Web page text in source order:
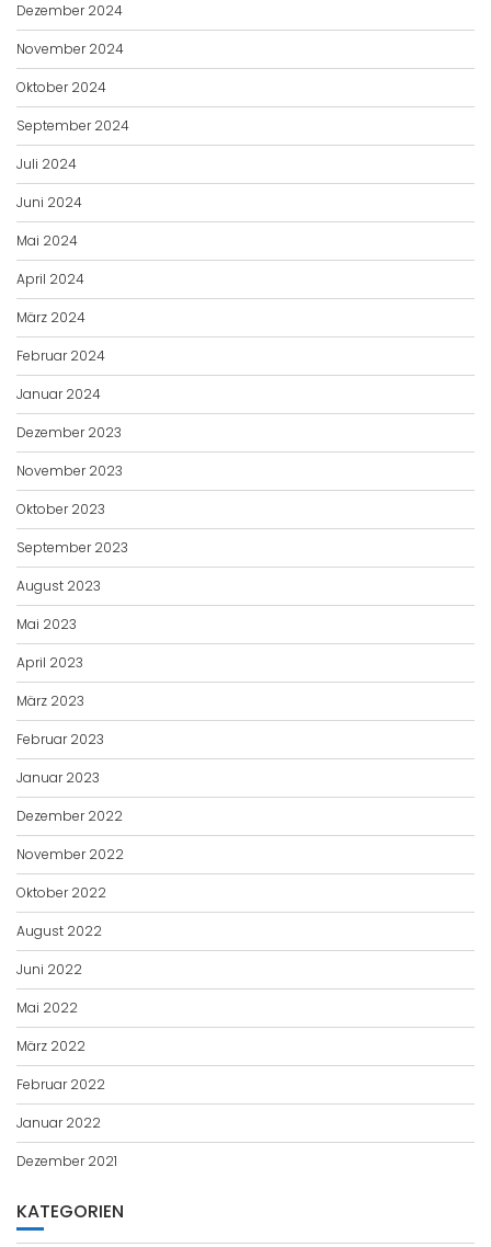
Dezember 2024
November 2024
Oktober 2024
September 2024
Juli 2024
Juni 2024
Mai 2024
April 2024
März 2024
Februar 2024
Januar 2024
Dezember 2023
November 2023
Oktober 2023
September 2023
August 2023
Mai 2023
April 2023
März 2023
Februar 2023
Januar 2023
Dezember 2022
November 2022
Oktober 2022
August 2022
Juni 2022
Mai 2022
März 2022
Februar 2022
Januar 2022
Dezember 2021
KATEGORIEN